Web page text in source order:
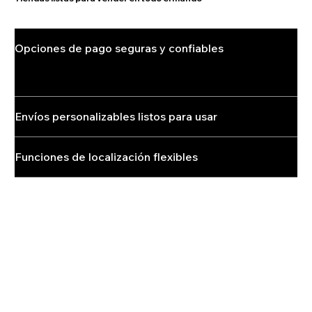
Opciones de pago seguras y confiables
Envíos personalizables listos para usar
Funciones de localización flexibles